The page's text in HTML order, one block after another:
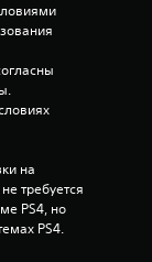
на
требуется
PS4, но
PS4.